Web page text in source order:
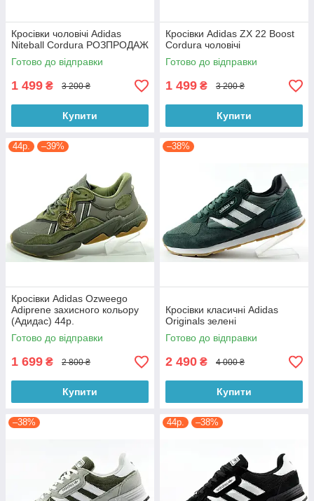
Кросівки чоловічі Adidas
Niteball Cordura РОЗПРОДАЖ
Готово до відправки
1 499 ₴ 3 200 ₴
Купити
Кросівки Adidas ZX 22 Boost
Cordura чоловічі
Готово до відправки
1 499 ₴ 3 200 ₴
Купити
44р. –39%
Кросівки Adidas Ozweego
Adiprene захисного кольору
(Адидас) 44р.
Готово до відправки
1 699 ₴ 2 800 ₴
Купити
–38%
Кросівки класичні Adidas
Originals зелені
Готово до відправки
2 490 ₴ 4 000 ₴
Купити
–38% 44р. –38%